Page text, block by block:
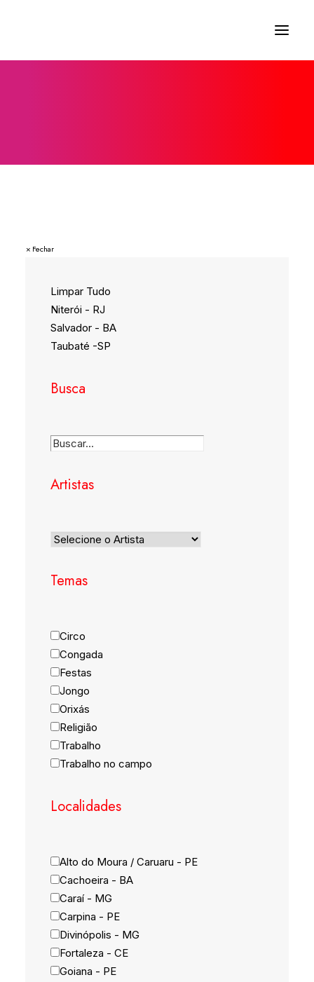
× Fechar
Limpar Tudo
Niterói - RJ
Salvador - BA
Taubaté -SP
Busca
Artistas
Temas
Circo
Congada
Festas
Jongo
Orixás
Religião
Trabalho
Trabalho no campo
Localidades
Alto do Moura / Caruaru - PE
Cachoeira - BA
Caraí - MG
Carpina - PE
Divinópolis - MG
Fortaleza - CE
Goiana - PE